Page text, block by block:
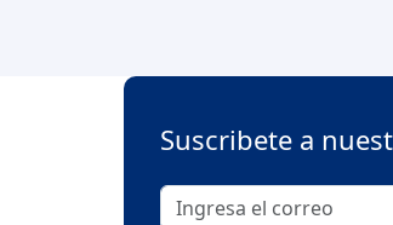
Suscribete a